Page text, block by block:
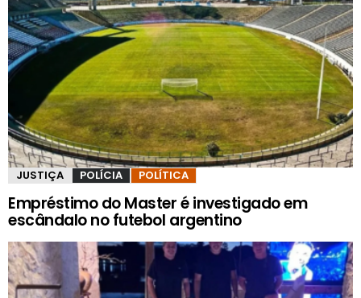
JUSTIÇA POLÍCIA POLÍTICA
Empréstimo do Master é investigado em
escândalo no futebol argentino